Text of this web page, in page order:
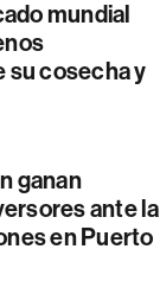
mundial
su cosecha y
ganan
ante la
en Puerto